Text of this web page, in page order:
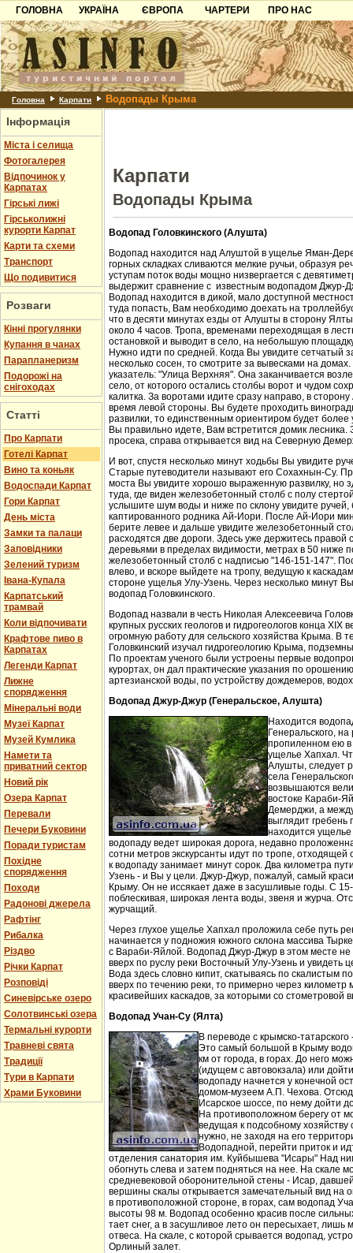
ГОЛОВНА
УКРАЇНА
Карпати
Азов
Причорноморря
Шацьк
ЄВРОПА
Чорногорія
Хорватія
Болгарія
Албанія
ЧАРТЕРИ
ПРО НАС
Контакти
Партнерам
Додати готель
Головна Карпати Водопады Крыма
Інформація
Міста і селища
Фотогалерея
Відпочинок у
Карпатах
Гірські лижі
Гірськолижні
курорти Карпат
Карти та схеми
Транспорт
Що подивитися
Розваги
Кінні прогулянки
Купання в чанах
Парапланеризм
Подорожі на
снігоходах
Статті
Про Карпати
Готелі Карпат
Вино та коньяк
Водоспади Карпат
Гори Карпат
День міста
Замки та палаци
Заповідники
Зелений туризм
Івана-Купала
Карпатський
трамвай
Коли відпочивати
Крафтове пиво в
Карпатах
Легенди Карпат
Лижне
спорядження
Мінеральні води
Музеї Карпат
Музей Кумлика
Намети та
приватний сектор
Новий рік
Озера Карпат
Перевали
Печери Буковини
Поради туристам
Похідне
спорядження
Походи
Радонові джерела
Рафтінг
Рибалка
Різдво
Річки Карпат
Розповіді
Синевірське озеро
Солотвинські озера
Термальні курорти
Травневі свята
Традиції
Тури в Карпати
Храми Буковини
Карпати
Водопады Крыма
Водопад Головкинского (Алушта)
Водопад находится над Алуштой в ущелье Яман-
горных складках сливаются мелкие ручьи, образуя
уступам поток воды мощно низвергается с
выдержит сравнение с известным водопадом Джур-
Водопад находится в дикой, мало доступной
туда попасть, Вам необходимо доехать на
что в десяти минутах езды от Алушты в сторону
около 4 часов. Тропа, временами переходящая в
остановкой и выводит в село, на небольшую
Нужно идти по средней. Когда Вы увидите сетчатый
несколько сосен, то смотрите за вывесками на
указатель: "Улица Верхняя". Она заканчивается
село, от которого остались столбы ворот и чудом
калитка. За воротами идите сразу направо, в
время левой стороны. Вы будете проходить
развилки, то единственным ориентиром будет более
Вы правильно идете, Вам встретится домик лесника.
просека, справа открывается вид на Северную
И вот, спустя несколько минут ходьбы Вы увидите
Старые путеводители называют его Сохахнын-Су.
моста Вы увидите хорошо выраженную развилку, но
туда, где виден железобетонный столб с полу
услышите шум воды и ниже по склону увидите
каптированного родника Ай-Иори. После Ай-Иори
берите левее и дальше увидите железобетонный
расходятся две дороги. Здесь уже держитесь правой
деревьями в пределах видимости, метрах в 50 ниже
железобетонный столб с надписью "146-151-147".
влево, и вскоре выйдете на тропу, ведущую к
стороне ущелья Улу-Узень. Через несколько минут
водопад Головкинского.
Водопад назвали в честь Николая Алексеевича
крупных русских геологов и гидрогеологов конца XIX
огромную работу для сельского хозяйства Крыма. В
Головкинский изучал гидрогеологию Крыма,
По проектам ученого были устроены первые
курортах, он дал практические указания по
артезианской воды, по устройству дождемеров,
Водопад Джур-Джур (Генеральское, Алушта)
Находится
Генеральского,
пропиленном ею в
ущелье Хапхал.
Алушты, следует
села
возвышаются
востоке Караби-
Демерджи, а
выглядит гребень
находится
водопаду ведет широкая дорога, недавно
сотни метров экскурсанты идут по тропе, отходящей
к водопаду занимает минут сорок. Два километра
Узень - и Вы у цели. Джур-Джур, пожалуй, самый
Крыму. Он не иссякает даже в засушливые годы. С
поблескивая, широкая лента воды, звеня и журча.
журчащий.
Через глухое ущелье Хапхал проложила себе путь
начинается у подножия южного склона массива
с Вараби-Яйлой. Водопад Джур-Джур в этом месте
вверх по руслу реки Восточный Улу-Узень и увидеть
Вода здесь словно кипит, скатываясь по скалистым
вверх по течению реки, то примерно через километр
красивейших каскадов, за которыми со стометровой
Водопад Учан-Су (Ялта)
В переводе с крымско-
Это самый большой в Крыму
км от города, в горах. До него
(идущем с автовокзала) или
водопаду начнется у конечной
домом-музеем А.П. Чехова.
Исарское шоссе, по нему дойти
На противоположном берегу от
ведущая к подсобному
нужно, не заходя на его
Водопадной, перейти приток и
отделения санатория им. Куйбышева "Исары" Над
обогнуть слева и затем подняться на нее. На скале
средневековой оборонительной стены - Исар,
вершины скалы открывается замечательный вид на
в противоположной стороне, в горах, сам водопад
высоты 98 м. Водопад особенно красив после
тает снег, а в засушливое лето он пересыхает, лишь
отвеса. На скале, с которой срывается водопад,
Орлиный залет.